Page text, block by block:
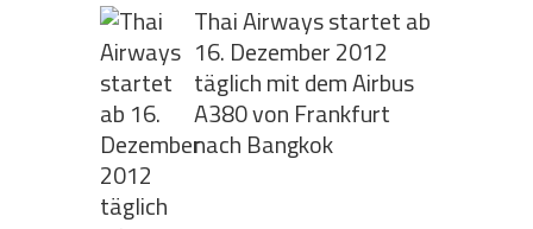
Thai Airways startet ab
16. Dezember 2012
täglich mit dem Airbus
A380 von Frankfurt
nach Bangkok